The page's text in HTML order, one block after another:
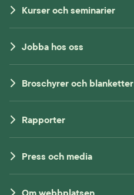
Kurser och seminarier
Jobba hos oss
Broschyrer och blanketter
Rapporter
Press och media
Om webbplatsen